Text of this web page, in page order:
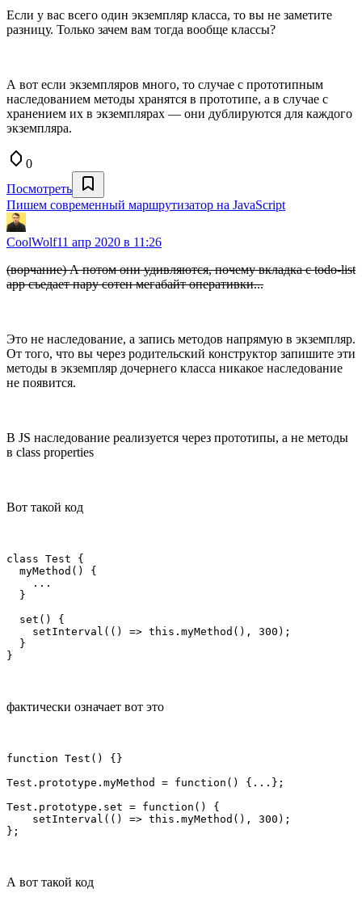
Если у вас всего один экземпляр класса, то вы не заметите
разницу. Только зачем вам тогда вообще классы?
А вот если экземпляров много, то случае с прототипным
наследованием методы хранятся в прототипе, а в случае с
хранением их в экземплярах — они дублируются для каждого
экземпляра.
0
Посмотреть
Пишем современный маршрутизатор на JavaScript
CoolWolf11 апр 2020 в 11:26
(ворчание) А потом они удивляются, почему вкладка с todo-list
app съедает пару сотен мегабайт оперативки...
Это не наследование, а запись методов напрямую в экземпляр.
От того, что вы через родительский конструктор запишите эти
методы в экземпляр дочернего класса никакое наследование
не появится.
В JS наследование реализуется через прототипы, а не методы
в class properties
Вот такой код
class Test {
  myMethod() {
    ...
  }
  set() {
    setInterval(() => this.myMethod(), 300);
  }
фактически означает вот это
function Test() {}
Test.prototype.myMethod = function() {...};
Test.prototype.set = function() {
    setInterval(() => this.myMethod(), 300);
А вот такой код